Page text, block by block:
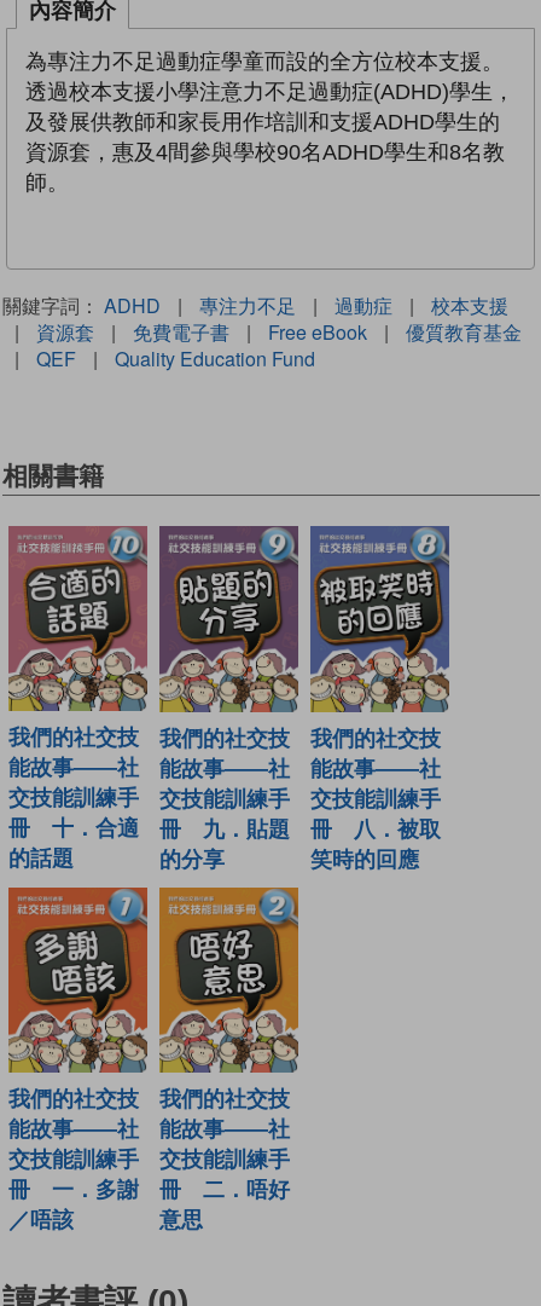
內容簡介
為專注力不足過動症學童而設的全方位校本支援。
透過校本支援小學注意力不足過動症(ADHD)學生，
及發展供教師和家長用作培訓和支援ADHD學生的
資源套，惠及4間參與學校90名ADHD學生和8名教
師。
關鍵字詞： ADHD | 專注力不足 | 過動症 |
校本支援
|
資源套 | 免費電子書 | Free eBook |
優質教育基金
|
QEF | Quality Education Fund
相關書籍
我們的社交技
能故事——社
交技能訓練手
冊 十．合適
的話題
我們的社交技
能故事——社
交技能訓練手
冊 九．貼題
的分享
我們的社交技
能故事——社
交技能訓練手
冊 八．被取
笑時的回應
我們的社交技
能故事——社
交技能訓練手
冊 一．多謝
／唔該
我們的社交技
能故事——社
交技能訓練手
冊 二．唔好
意思